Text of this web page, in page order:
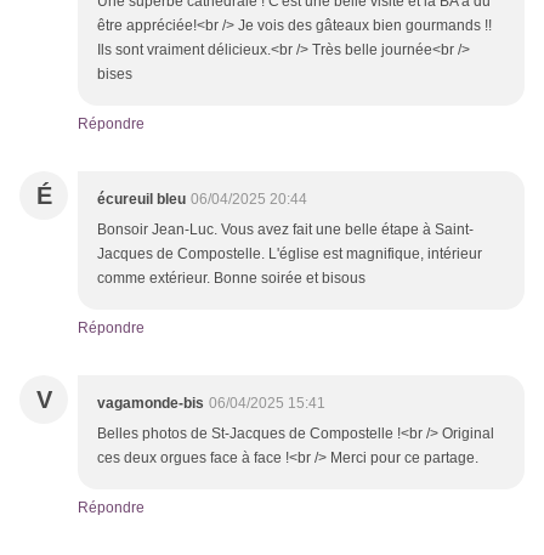
être appréciée!<br /> Je vois des gâteaux bien gourmands !!
Ils sont vraiment délicieux.<br /> Très belle journée<br />
bises
Répondre
É écureuil bleu 06/04/2025 20:44
Bonsoir Jean-Luc. Vous avez fait une belle étape à Saint-
Jacques de Compostelle. L'église est magnifique, intérieur
comme extérieur. Bonne soirée et bisous
Répondre
V vagamonde-bis 06/04/2025 15:41
Belles photos de St-Jacques de Compostelle !<br /> Original
ces deux orgues face à face !<br /> Merci pour ce partage.
Répondre